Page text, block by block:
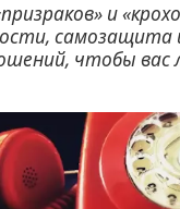
и
самозащита
чтобы вас